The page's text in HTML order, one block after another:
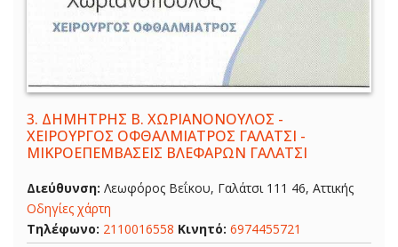
3. ΔΗΜΗΤΡΗΣ Β. ΧΩΡΙΑΝΟΝΟΥΛΟΣ -
ΧΕΙΡΟΥΡΓΟΣ ΟΦΘΑΛΜΙΑΤΡΟΣ ΓΑΛΑΤΣΙ -
ΜΙΚΡΟΕΠΕΜΒΑΣΕΙΣ ΒΛΕΦΑΡΩΝ ΓΑΛΑΤΣΙ
Διεύθυνση: Λεωφόρος Βεΐκου, Γαλάτσι 111 46, Αττικής
Οδηγίες χάρτη
Τηλέφωνο: 2110016558 Κινητό: 6974455721